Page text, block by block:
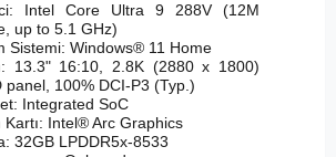
Intel Core Ultra 9 288V (12M
up to 5.1 GHz)
Sistemi: Windows® 11 Home
13.3" 16:10, 2.8K (2880 x 1800)
panel, 100% DCI-P3 (Typ.)
Integrated SoC
Kartı: Intel® Arc Graphics
32GB LPDDR5x-8533